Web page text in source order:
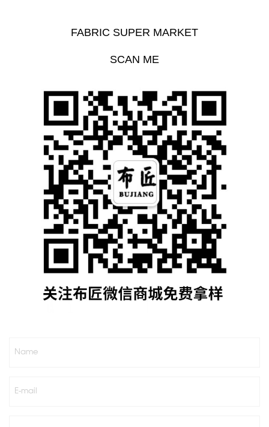
FABRIC SUPER MARKET
SCAN ME
Name
E-mail